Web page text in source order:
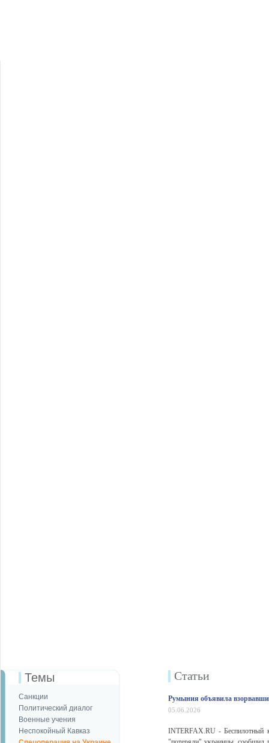
Темы
Санкции
Политический диалог
Военные учения
Неспокойный Кавказ
Статьи
Румыния объявила
05.06.2026
INTERFAX.RU - Беспилотный